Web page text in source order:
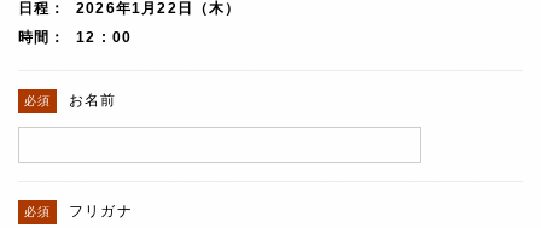
日程
2026年1月22日（木）
時間
12 : 00
お名前
フリガナ